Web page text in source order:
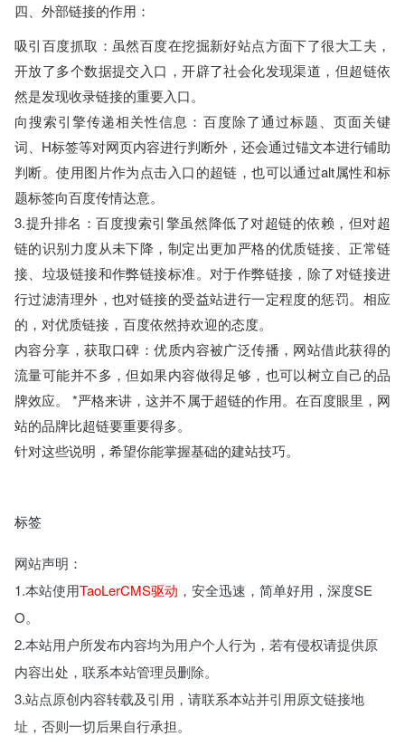
四、外部链接的作用：
吸引百度抓取：虽然百度在挖掘新好站点方面下了很大工夫，
开放了多个数据提交入口，开辟了社会化发现渠道，但超链依
然是发现收录链接的重要入口。
向搜索引擎传递相关性信息：百度除了通过标题、页面关键
词、H标签等对网页内容进行判断外，还会通过锚文本进行铺助
判断。使用图片作为点击入口的超链，也可以通过alt属性和标
题标签向百度传情达意。
3.提升排名：百度搜索引擎虽然降低了对超链的依赖，但对超
链的识别力度从未下降，制定出更加严格的优质链接、正常链
接、垃圾链接和作弊链接标准。对于作弊链接，除了对链接进
行过滤清理外，也对链接的受益站进行一定程度的惩罚。相应
的，对优质链接，百度依然持欢迎的态度。
内容分享，获取口碑：优质内容被广泛传播，网站借此获得的
流量可能并不多，但如果内容做得足够，也可以树立自己的品
牌效应。 *严格来讲，这并不属于超链的作用。在百度眼里，网
站的品牌比超链要重要得多。
针对这些说明，希望你能掌握基础的建站技巧。
标签
网站声明：
1.本站使用TaoLerCMS驱动 ，安全迅速，简单好用，深度SE
O。
2.本站用户所发布内容均为用户个人行为，若有侵权请提供原
内容出处，联系本站管理员删除。
3.站点原创内容转载及引用，请联系本站并引用原文链接地
址，否则一切后果自行承担。